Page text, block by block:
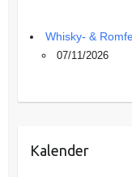
Whisky- &
07/11/2026
Kalender